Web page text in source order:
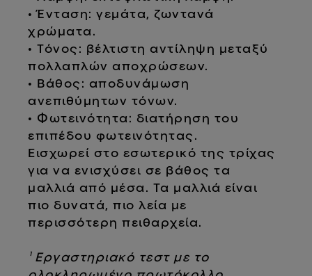
• Ένταση: γεμάτα, ζωντανά
χρώματα.
• Τόνος: βέλτιστη αντίληψη μεταξύ
πολλαπλών αποχρώσεων.
• Βάθος: αποδυνάμωση
ανεπιθύμητων τόνων.
• Φωτεινότητα: διατήρηση του
επιπέδου φωτεινότητας.
Εισχωρεί στο εσωτερικό της τρίχας
για να ενισχύσει σε βάθος τα
μαλλιά από μέσα. Τα μαλλιά είναι
πιο δυνατά, πιο λεία με
περισσότερη πειθαρχεία.
¹ Εργαστηριακό τεστ με το